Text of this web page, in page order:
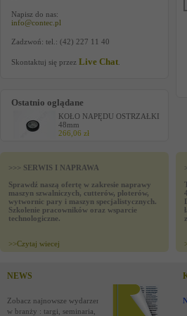
Napisz do nas:
info@contec.pl
Zadzwoń: tel.: (42) 227 11 40
Skontaktuj się przez Live Chat
Ostatnio oglądane
KOŁO NAPĘDU OSTRZAŁKI
48mm
266,06 zł
>>> SERWIS I NAPRAWA
Sprawdź naszą ofertę w zakresie naprawy
maszyn szwalniczych, cutterów, ploterów,
wytwornic pary i maszyn specjalistycznych.
Szkolenie pracowników oraz wsparcie
technologiczne.
>>Czytaj wiecej
NEWS
Zobacz najnowsze wydarzenia
w branży : targi, seminaria,